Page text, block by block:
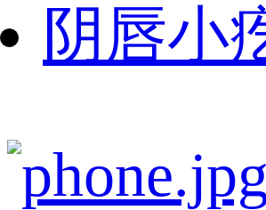
阴唇小